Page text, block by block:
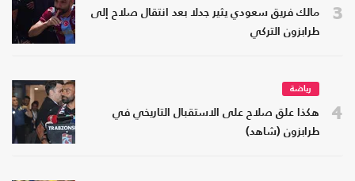
3
مالك فريق سعودي يثير جدلا بعد انتقال صلاح إلى
طرابزون التركي
4
رياضة
هكذا علق صلاح على الاستقبال التاريخي في
طرابزون (شاهد)